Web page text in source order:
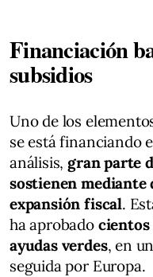
Financiación
subsidios
Uno de los
se está financiando
análisis, gran parte
sostienen mediante
expansión fiscal.
ha aprobado cientos
ayudas verdes, en
seguida por Europa.